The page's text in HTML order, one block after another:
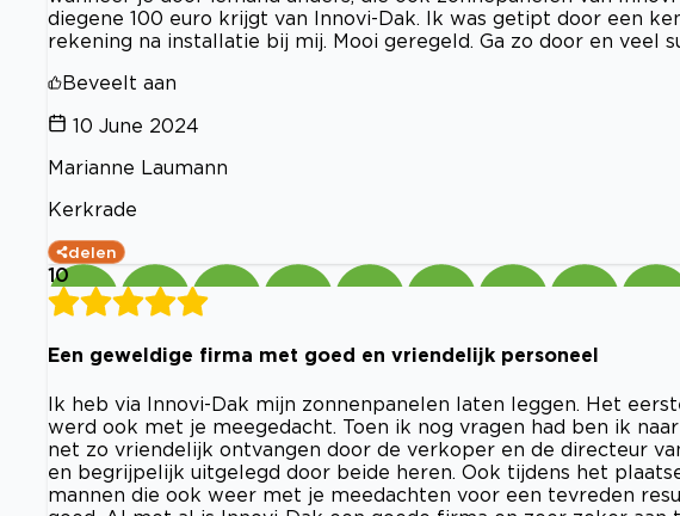
diegene 100 euro krijgt van Innovi-Dak. Ik was getipt door een
rekening na installatie bij mij. Mooi geregeld. Ga zo door en veel
Beveelt aan
10 June 2024
Marianne Laumann
Kerkrade
delen
10
Een geweldige firma met goed en vriendelijk personeel
Ik heb via Innovi-Dak mijn zonnenpanelen laten leggen. Het
werd ook met je meegedacht. Toen ik nog vragen had ben ik
net zo vriendelijk ontvangen door de verkoper en de directeur
en begrijpelijk uitgelegd door beide heren. Ook tijdens het
mannen die ook weer met je meedachten voor een tevreden